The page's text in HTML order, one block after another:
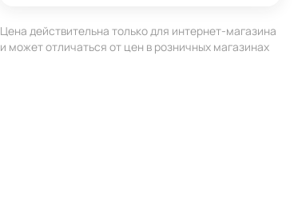
Цена действительна только для интернет-магазина
и может отличаться от цен в розничных магазинах